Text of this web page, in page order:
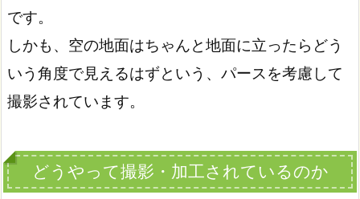
です。
しかも、空の地面はちゃんと地面に立ったらどう
いう角度で見えるはずという、パースを考慮して
撮影されています。
どうやって撮影・加工されているのか